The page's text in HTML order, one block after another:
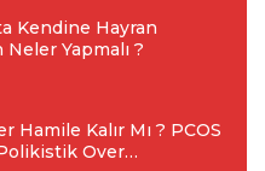
Kendine Hayran
Neler Yapmalı ?
Hamile Kalır Mı ? PCOS
Over…